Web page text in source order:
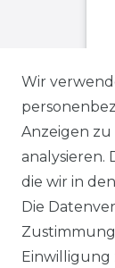
Wir
Anzeigen
analysieren.
die wir in
Die
Einwilligung